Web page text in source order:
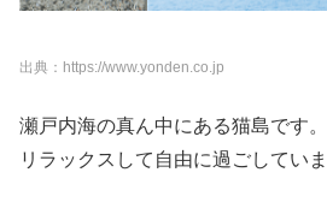
出典：https://www.yonden.co.jp
瀬戸内海の真ん中にある猫島です
リラックスして自由に過ごしていま